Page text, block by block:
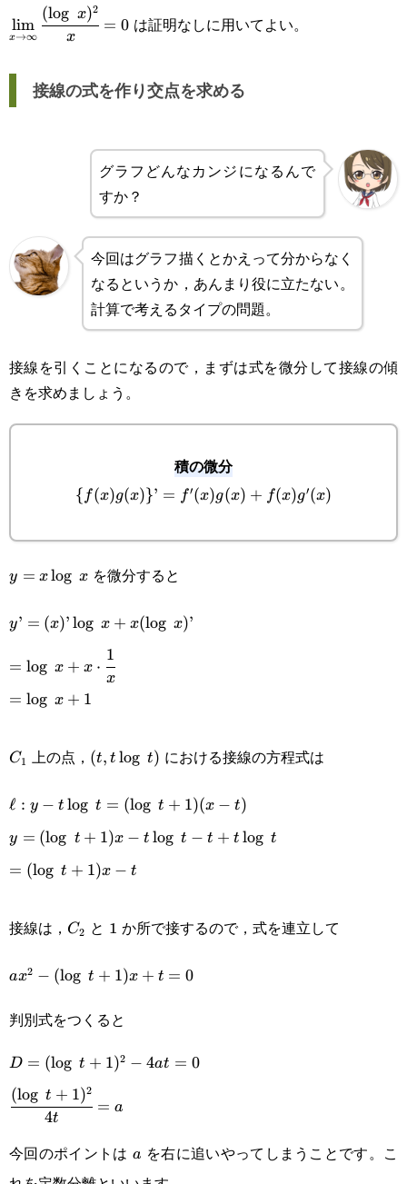
x→∞
lim
x
(log x)2
= 0は証明なしに用いてよい。
接線の式を作り交点を求める
グラフどんなカンジになるんで
すか？
今回はグラフ描くとかえって分からなく
なるというか，あんまり役に立たない。
計算で考えるタイプの問題。
接線を引くことになるので，まずは式を微分して接線の傾
きを求めましょう。
積の微分
\
{ f(x)g(x)}’ = f′(x)g(x) + f(x)g′(x)
y=x\log x
y = xlog x を微分すると
y’=
(x)’\log x+x(\log x)’
y’ = (x)’ log x + x(log x)’
=\log x+x\cdot\cfrac{1}
{x}
= log x + x ⋅
x
1
=\log x+1
= log x + 1
C_1
C1 上の点， (t,t\log t)
(t, t log t) における接線の方程式は
\ell:y-
t\log t=
(\log t+1)
ℓ : y − t log t = (log t + 1)(x − t)
y=
(\log t+1)x-
t+t\log t
y = (log t + 1)x − t log t − t + t log t
=
t
= (log t + 1)x − t
接線は， C_2
C2 と 1 か所で接するので，式を連立して
ax^2-
(\log t+1)x+t=0
ax2 − (log t + 1)x + t = 0
判別式をつくると
D=
(\log t+1)^2-
4at=0
D = (log t + 1)2 − 4at = 0
\cfrac{(\log t+1)^2}
{4t}=a
4t
(log t + 1)2
= a
今回のポイントは a
a を右に追いやってしまうことです。こ